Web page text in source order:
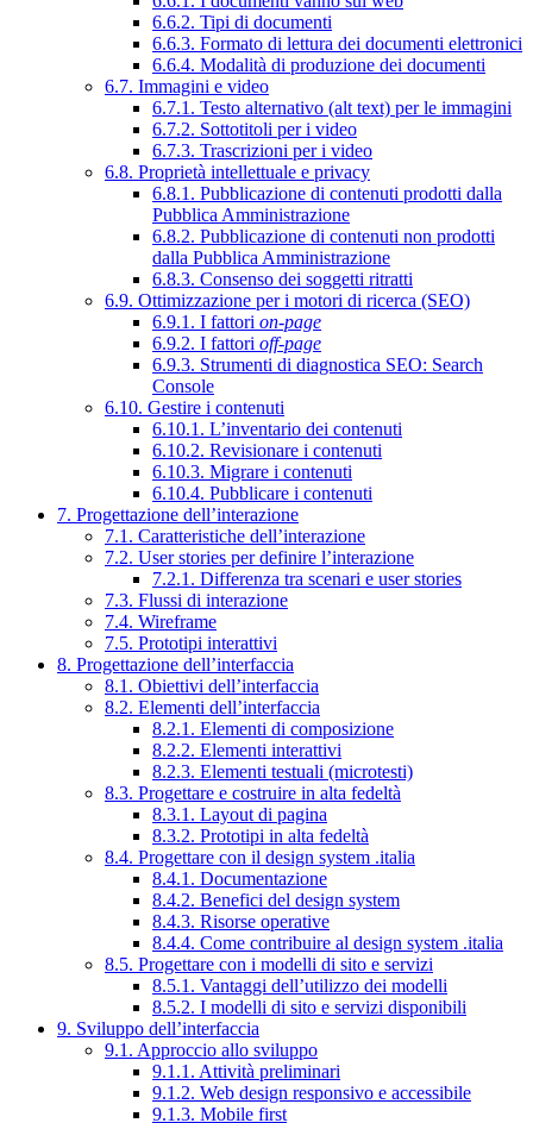
6.6.2. Tipi di documenti
6.6.3. Formato di lettura dei documenti elettronici
6.6.4. Modalità di produzione dei documenti
6.7. Immagini e video
6.7.1. Testo alternativo (alt text) per le immagini
6.7.2. Sottotitoli per i video
6.7.3. Trascrizioni per i video
6.8. Proprietà intellettuale e privacy
6.8.1. Pubblicazione di contenuti prodotti dalla
Pubblica Amministrazione
6.8.2. Pubblicazione di contenuti non prodotti
dalla Pubblica Amministrazione
6.8.3. Consenso dei soggetti ritratti
6.9. Ottimizzazione per i motori di ricerca (SEO)
6.9.1. I fattori on-page
6.9.2. I fattori off-page
6.9.3. Strumenti di diagnostica SEO: Search
Console
6.10. Gestire i contenuti
6.10.1. L’inventario dei contenuti
6.10.2. Revisionare i contenuti
6.10.3. Migrare i contenuti
6.10.4. Pubblicare i contenuti
7. Progettazione dell’interazione
7.1. Caratteristiche dell’interazione
7.2. User stories per definire l’interazione
7.2.1. Differenza tra scenari e user stories
7.3. Flussi di interazione
7.4. Wireframe
7.5. Prototipi interattivi
8. Progettazione dell’interfaccia
8.1. Obiettivi dell’interfaccia
8.2. Elementi dell’interfaccia
8.2.1. Elementi di composizione
8.2.2. Elementi interattivi
8.2.3. Elementi testuali (microtesti)
8.3. Progettare e costruire in alta fedeltà
8.3.1. Layout di pagina
8.3.2. Prototipi in alta fedeltà
8.4. Progettare con il design system .italia
8.4.1. Documentazione
8.4.2. Benefici del design system
8.4.3. Risorse operative
8.4.4. Come contribuire al design system .italia
8.5. Progettare con i modelli di sito e servizi
8.5.1. Vantaggi dell’utilizzo dei modelli
8.5.2. I modelli di sito e servizi disponibili
9. Sviluppo dell’interfaccia
9.1. Approccio allo sviluppo
9.1.1. Attività preliminari
9.1.2. Web design responsivo e accessibile
9.1.3. Mobile first